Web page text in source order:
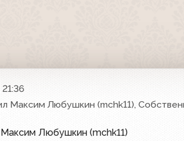
Максим Любушкин (mchk11),
Любушкин (mchk11)